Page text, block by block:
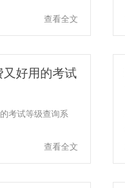
查看全文
好用的考试
考试等级查询系
查看全文